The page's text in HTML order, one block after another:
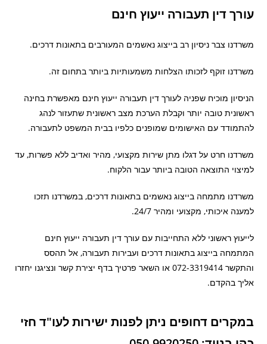
עורך דין תעבורה ייעוץ חינם
משרדנו צבר ניסיון רב בייצוג נאשמים המעורבים בתאונות דרכים.
משרדנו זוקף לזכותו הצלחות משמעותיות ביותר בתחום זה.
הניסיון מוכיח שפניה לעורך דין תעבורה ייעוץ חינם מאפשרת בחינה
ראשונית טובה יותר וקבלת הערכת מצב ראשונית שתעזור לנהג
להתמודד עם האישומים שמופנים כלפיו בבית המשפט לתעבורה.
משרדנו חרט על דגלו מתן שירות מקצועי, מהיר ואדיב ללא פשרות, עד
למיצוי התוצאה הטובה ביותר עבור הלקוח.
משרדנו מתמחה בייצוג נאשמים בתאונות דרכים, במשרדנו תזכו
למענה איכותי, מקצועי ומהיר 24/7.
לייעוץ ראשוני ללא התחייבות עם עורך דין תעבורה ייעוץ חינם
המתמחה בייצוג בתאונות דרכים ועבירות תעבורה, אל תהסס
והתקשר 072-3319414 או השאר פרטיך בדף יצירת קשר ונציגנו יחזרו
אליך בהקדם.
במקרים דחופים ניתן לפנות ישירות לעו"ד חזי